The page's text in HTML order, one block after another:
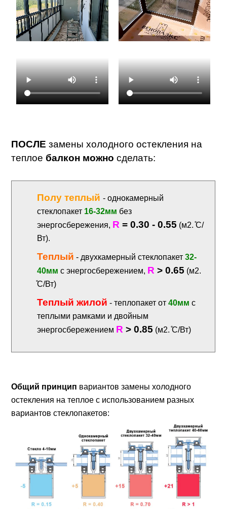
ПОСЛЕ замены холодного остекления на
теплоебалкон можно сделать:
Полу теплый - однокамерный
стеклопакет 16-32мм без
энергосбережения, R = 0.30 - 0.55 (м2. ̊С/
Вт).
Теплый - двухкамерный стеклопакет32-
40мм с энергосбережением, R > 0.65 (м2.
̊С/Вт)
Теплый жилой - теплопакет от40мм с
теплыми рамками и двойным
энергосбережением R > 0.85 (м2. ̊С/Вт)
Общий принцип вариантов замены холодного
остекления на теплое с использованием разных
вариантов стеклопакетов: